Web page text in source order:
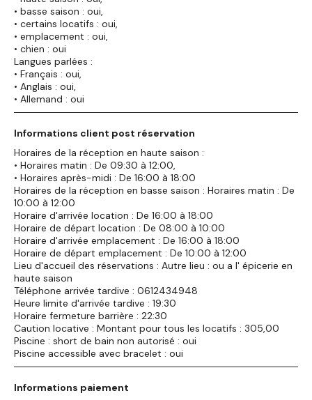
• basse saison : oui,
• certains locatifs : oui,
• emplacement : oui,
• chien : oui
Langues parlées :
• Français : oui,
• Anglais : oui,
• Allemand : oui
Informations client post réservation
Horaires de la réception en haute saison :
• Horaires matin : De 09:30 à 12:00,
• Horaires après-midi : De 16:00 à 18:00
Horaires de la réception en basse saison : Horaires matin : De
10:00 à 12:00
Horaire d'arrivée location : De 16:00 à 18:00
Horaire de départ location : De 08:00 à 10:00
Horaire d'arrivée emplacement : De 16:00 à 18:00
Horaire de départ emplacement : De 10:00 à 12:00
Lieu d'accueil des réservations : Autre lieu : ou a l' épicerie en
haute saison
Téléphone arrivée tardive : 0612434948
Heure limite d'arrivée tardive : 19:30
Horaire fermeture barrière : 22:30
Caution locative : Montant pour tous les locatifs : 305,00
Piscine : short de bain non autorisé : oui
Piscine accessible avec bracelet : oui
Informations paiement